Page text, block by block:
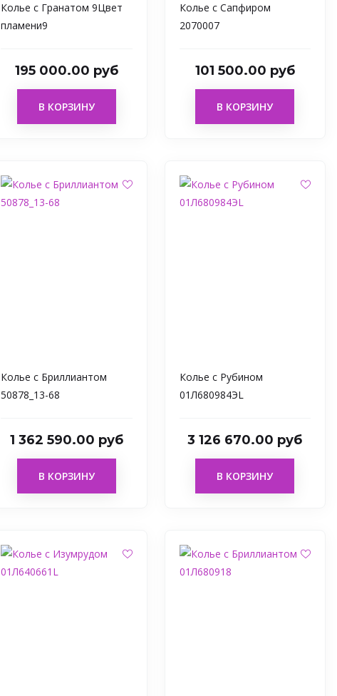
Колье с Гранатом 9Цвет
пламени9
195 000.00 руб
В КОРЗИНУ
Колье с Сапфиром
2070007
101 500.00 руб
В КОРЗИНУ
Колье с Бриллиантом
50878_13-68
1 362 590.00 руб
В КОРЗИНУ
Колье с Рубином
01Л680984ЭL
3 126 670.00 руб
В КОРЗИНУ